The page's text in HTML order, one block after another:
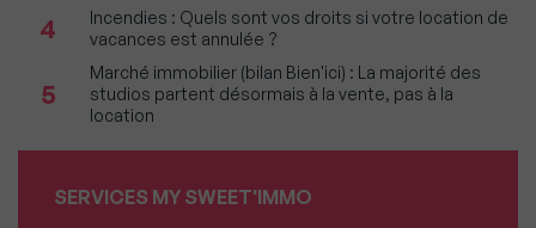
4
Incendies : Quels sont vos droits si votre location de
vacances est annulée ?
5
Marché immobilier (bilan Bien'ici) : La majorité des
studios partent désormais à la vente, pas à la
location
SERVICES MY SWEET'IMMO